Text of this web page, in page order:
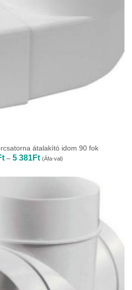
átalakító idom 90 fok
– 5 381FtÁrtartomány:
1
-
(Áfa-val)